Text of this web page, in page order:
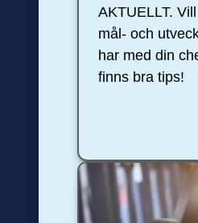
AKTUELLT.
mål- och
har med din
finns bra tips!